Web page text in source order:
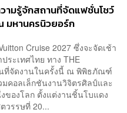
วามรู้จักสถานที่จัดแฟชั่นโชว์
มหานครนิวยอร์ก
Cruise 2027 ซึ่งจะจัดเช้า
ระเทศไทย ทาง THE
นที่จัดงานในครั้งนี้ ณ พิพิธภัณฑ์
มคอลเล็กชันงานวิจิตรศิลป์และ
องโลก ตั้งแต่งานชิ้นโบแดง
วรรษที่ 20...